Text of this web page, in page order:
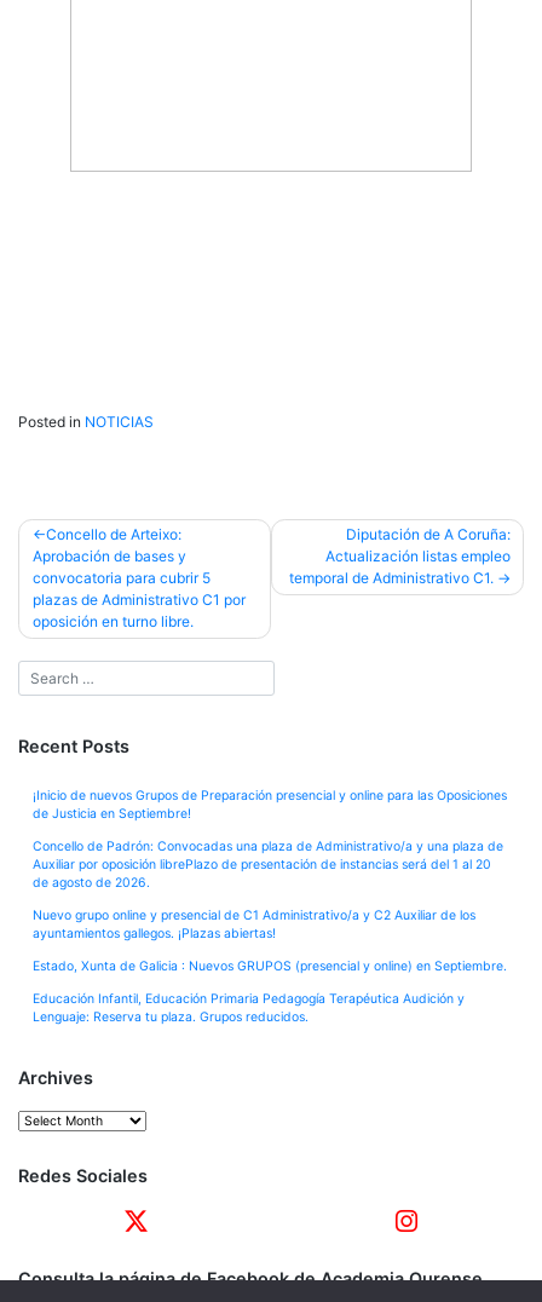
Posted in NOTICIAS
Post
navigation
Concello de Arteixo:
Aprobación de bases y
convocatoria para cubrir 5
plazas de Administrativo C1 por
oposición en turno libre.
Diputación de A Coruña:
Actualización listas empleo
temporal de Administrativo C1.
Recent Posts
¡Inicio de nuevos Grupos de Preparación presencial y online para las Oposiciones
de Justicia en Septiembre!
Concello de Padrón: Convocadas una plaza de Administrativo/a y una plaza de
Auxiliar por oposición librePlazo de presentación de instancias será del 1 al 20
de agosto de 2026.
Nuevo grupo online y presencial de C1 Administrativo/a y C2 Auxiliar de los
ayuntamientos gallegos. ¡Plazas abiertas!
Estado, Xunta de Galicia : Nuevos GRUPOS (presencial y online) en Septiembre.
Educación Infantil, Educación Primaria Pedagogía Terapéutica Audición y
Lenguaje: Reserva tu plaza. Grupos reducidos.
Archives
Archives
Redes Sociales
Consulta la página de Facebook de Academia Ourense